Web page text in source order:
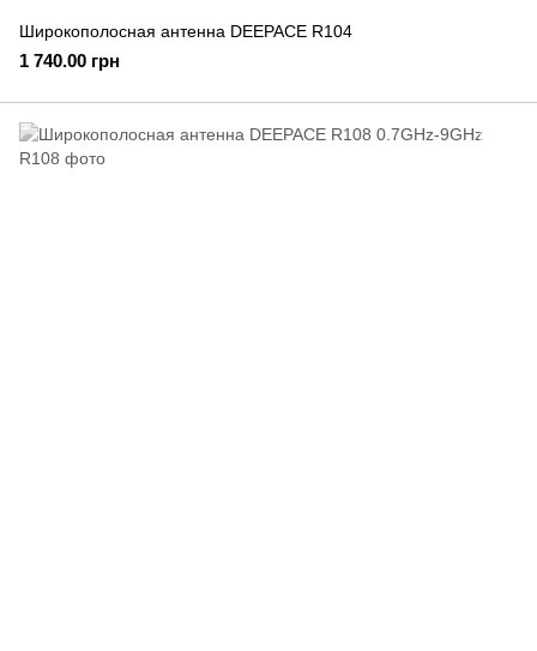
Широкополосная антенна DEEPACE R104
1 740.00 грн